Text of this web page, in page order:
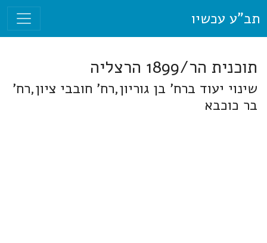
תב"ע עכשיו
תוכנית הר/1899 הרצליה
שינוי יעוד ברח' בן גוריון,רח' חובבי ציון,רח'
בר כוכבא